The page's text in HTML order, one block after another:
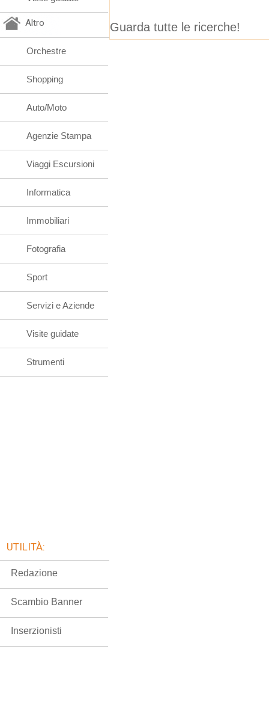
Guarda tutte le ricerche!
Altro
Orchestre
Shopping
Auto/Moto
Agenzie Stampa
Viaggi Escursioni
Informatica
Immobiliari
Fotografia
Sport
Servizi e Aziende
Visite guidate
Strumenti
UTILITÀ:
Redazione
Scambio Banner
Inserzionisti